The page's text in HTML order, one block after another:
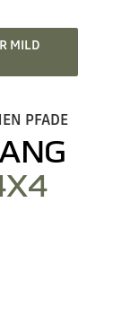
MILD
PFADE